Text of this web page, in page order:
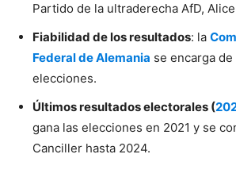
Partido de la ultraderecha AfD,
Fiabilidad de los resultados: la
Federal de Alemania se encarga
elecciones.
Últimos resultados electorales (
gana las elecciones en 2021 y se
Canciller hasta 2024.